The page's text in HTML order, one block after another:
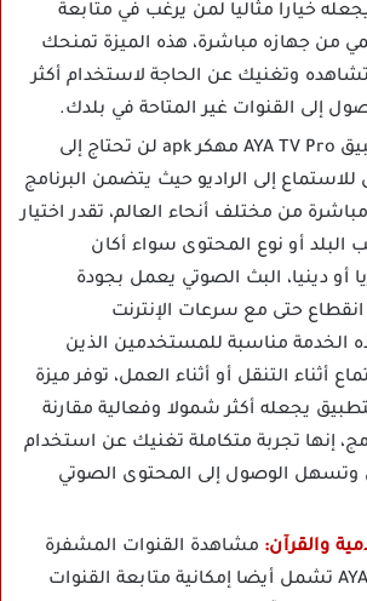
خيارا مثاليا لمن يرغب في متابعة
من جهازه مباشرة، هذه الميزة تمنحك
تشاهده وتغنيك عن الحاجة لاستخدام أكثر
إلى القنوات غير المتاحة في بلدك.
مع تطبيق AYA TV Pro مهكر apk لن تحتاج إلى
إلى الراديو حيث يتضمن البرنامج
من مختلف أنحاء العالم، تقدر اختيار
أو نوع المحتوى سواء أكان
أو دينيا، البث الصوتي يعمل بجودة
حتى مع سرعات الإنترنت
الخدمة مناسبة للمستخدمين الذين
أثناء التنقل أو أثناء العمل، توفر ميزة
يجعله أكثر شمولا وفعالية مقارنة
إنها تجربة متكاملة تغنيك عن استخدام
وتسهل الوصول إلى المحتوى الصوتي
والقرآن: مشاهدة القنوات المشفرة
عبر برنامج AYA TV تشمل أيضا إمكانية متابعة القنوات